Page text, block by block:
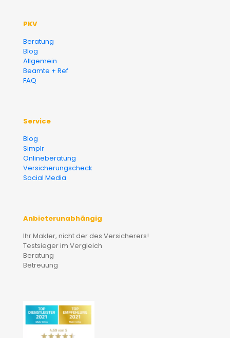
PKV
Beratung
Blog
Allgemein
Beamte + Ref
FAQ
Service
Blog
Simplr
Onlineberatung
Versicherungscheck
Social Media
Anbieterunabhängig
Ihr Makler, nicht der des Versicherers!
Testsieger im Vergleich
Beratung
Betreuung